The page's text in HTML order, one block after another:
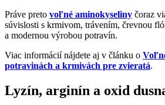
Práve preto voľné aminokyseliny čoraz
súvislosti s krmivom, trávením, črevnou
a modernou výrobou potravín.
Viac informácií nájdete aj v článku o
potravinách a krmivách pre zvieratá.
Lyzín, arginín a oxid